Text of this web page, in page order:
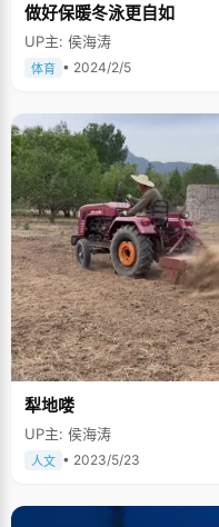
做好保暖冬泳更自如
UP主: 侯海涛
体育 • 2024/2/5
犁地喽
UP主: 侯海涛
人文 • 2023/5/23